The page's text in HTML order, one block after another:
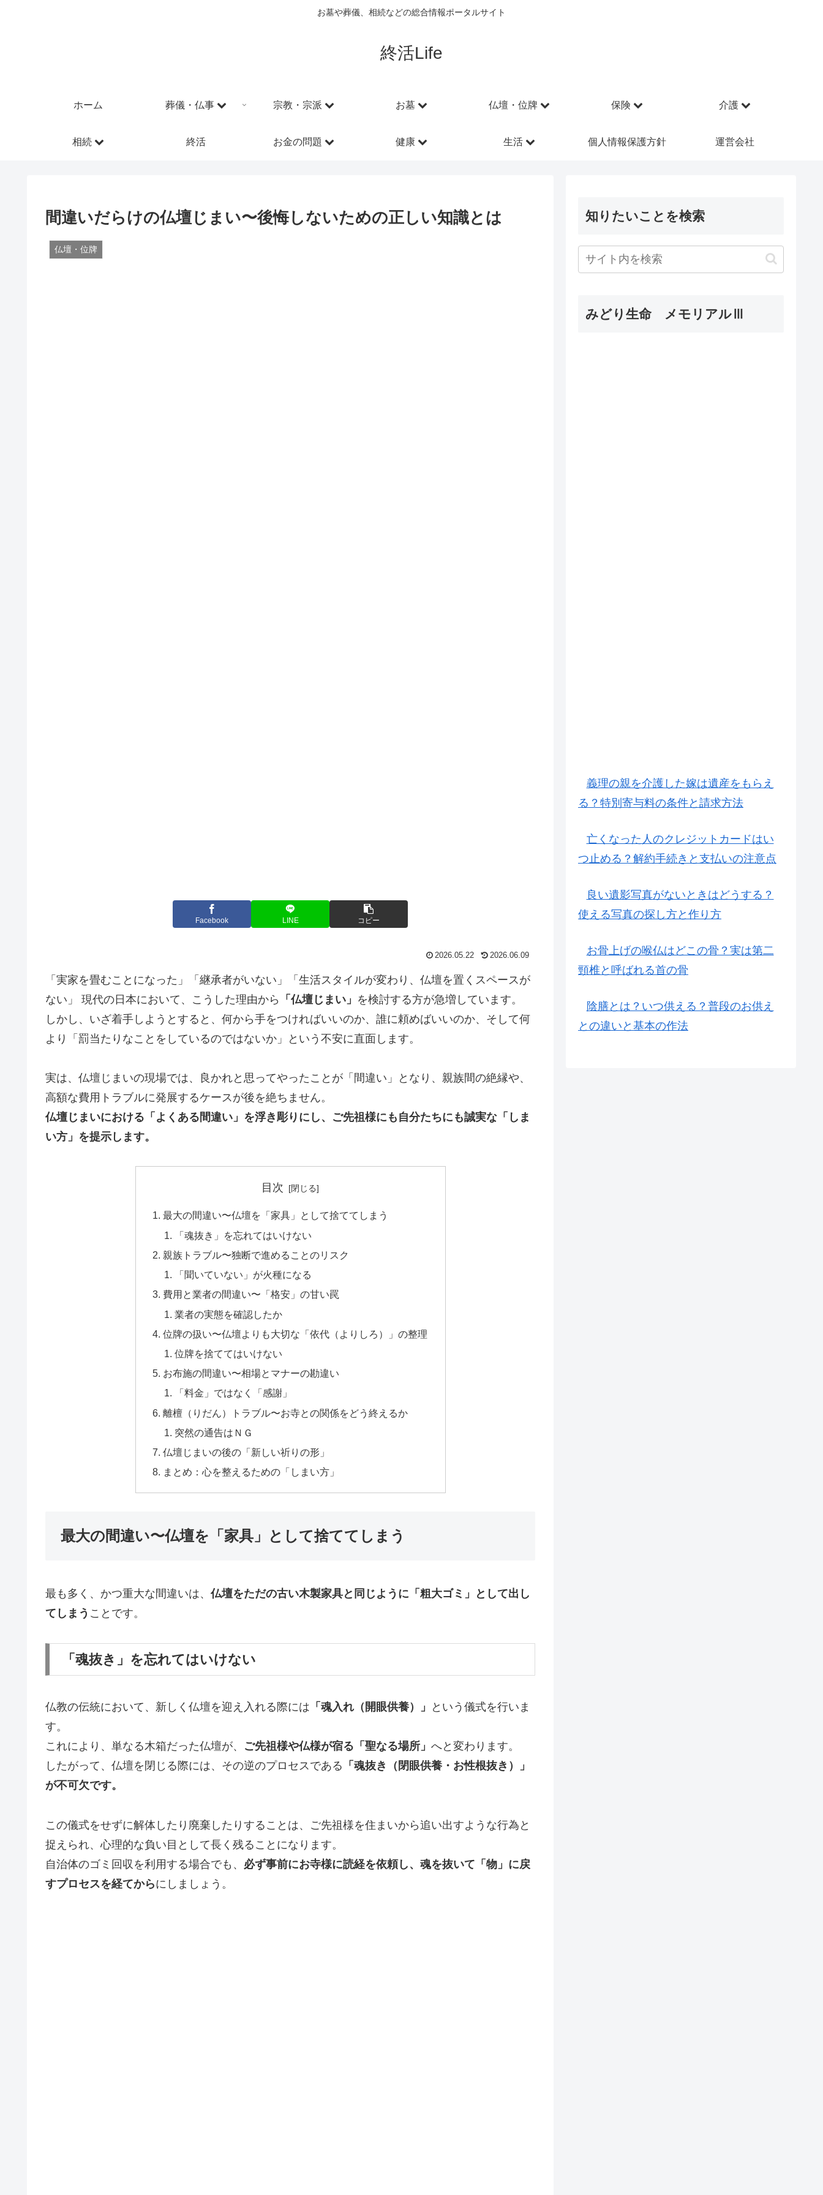
お墓や葬儀、相続などの総合情報ポータルサイト
終活Life
ホーム 葬儀・仏事 宗教・宗派 お墓 仏壇・位牌 保険 介護
相続 終活 お金の問題 健康 生活 個人情報保護方針 運営会社
間違いだらけの仏壇じまい〜後悔しないための正しい知識とは
仏壇・位牌
Facebook LINE コピー
2026.05.22 2026.06.09
「実家を畳むことになった」「継承者がいない」「生活スタイルが変わり、仏壇を置くスペースが
ない」 現代の日本において、こうした理由から
「仏壇じまい」 を検討する方が急増しています。
しかし、いざ着手しようとすると、何から手をつければいいのか、誰に頼めばいいのか、そして何
より「罰当たりなことをしているのではないか」という不安に直面します。
実は、仏壇じまいの現場では、良かれと思ってやったことが「間違い」となり、親族間の絶縁や、
高額な費用トラブルに発展するケースが後を絶ちません。
仏壇じまいにおける「よくある間違い」を浮き彫りにし、ご先祖様にも自分たちにも誠実な「しま
い方」を提示します。
目次
最大の間違い〜仏壇を「家具」として捨ててしまう
「魂抜き」を忘れてはいけない
親族トラブル〜独断で進めることのリスク
「聞いていない」が火種になる
費用と業者の間違い〜「格安」の甘い罠
業者の実態を確認したか
位牌の扱い〜仏壇よりも大切な「依代（よりしろ）」の整理
位牌を捨ててはいけない
お布施の間違い〜相場とマナーの勘違い
「料金」ではなく「感謝」
離檀（りだん）トラブル〜お寺との関係をどう終えるか
突然の通告はＮＧ
仏壇じまいの後の「新しい祈りの形」
まとめ：心を整えるための「しまい方」
最大の間違い〜仏壇を「家具」として捨ててしまう
最も多く、かつ重大な間違いは、 仏壇をただの古い木製家具と同じように「粗大ゴミ」として出し
てしまう ことです。
「魂抜き」を忘れてはいけない
仏教の伝統において、新しく仏壇を迎え入れる際には 「魂入れ（開眼供養）」
という儀式を行いま
す。
これにより、単なる木箱だった仏壇が、 ご先祖様や仏様が宿る「聖なる場所」 へと変わります。
したがって、仏壇を閉じる際には、その逆のプロセスである 「魂抜き（閉眼供養・お性根抜き）」
が不可欠です。
この儀式をせずに解体したり廃棄したりすることは、ご先祖様を住まいから追い出すような行為と
捉えられ、心理的な負い目として長く残ることになります。
自治体のゴミ回収を利用する場合でも、 必ず事前にお寺様に読経を依頼し、魂を抜いて「物」に戻
すプロセスを経てからにしましょう。
知りたいことを検索
みどり生命 メモリアルⅢ
義理の親を介護した嫁は遺産をもらえ
る？特別寄与料の条件と請求方法
亡くなった人のクレジットカードはい
つ止める？解約手続きと支払いの注意点
良い遺影写真がないときはどうする？
使える写真の探し方と作り方
お骨上げの喉仏はどこの骨？実は第二
頸椎と呼ばれる首の骨
陰膳とは？いつ供える？普段のお供え
との違いと基本の作法